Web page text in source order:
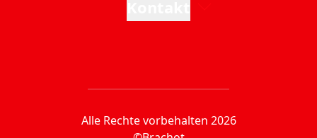
Alle Rechte vorbehalten 2026